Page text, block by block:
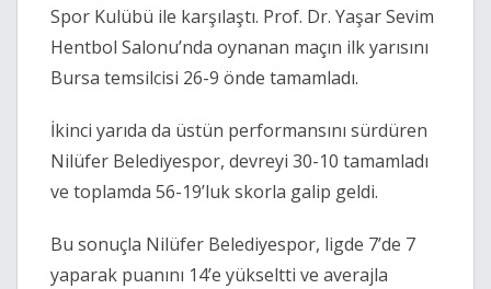
Spor Kulübü ile karşılaştı. Prof. Dr. Yaşar Sevim
Hentbol Salonu’nda oynanan maçın ilk yarısını
Bursa temsilcisi 26-9 önde tamamladı.
İkinci yarıda da üstün performansını sürdüren
Nilüfer Belediyespor, devreyi 30-10 tamamladı
ve toplamda 56-19’luk skorla galip geldi.
Bu sonuçla Nilüfer Belediyespor, ligde 7’de 7
yaparak puanını 14’e yükseltti ve averajla